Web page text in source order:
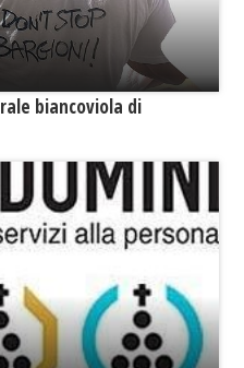
biancoviola di